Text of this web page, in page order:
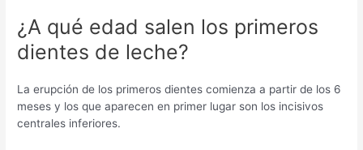
¿A qué edad salen los primeros
dientes de leche?
La erupción de los primeros dientes comienza a partir de los 6
meses y los que aparecen en primer lugar son los incisivos
centrales inferiores.